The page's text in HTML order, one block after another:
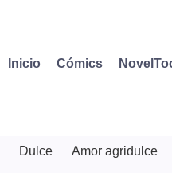
Inicio Cómics
Dulce Amor agridulce